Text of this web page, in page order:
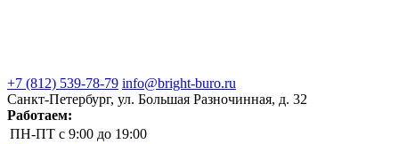
+7 (812) 539-78-79 info@bright-buro.ru
Санкт-Петербург, ул. Большая Разночинная, д. 32
Работаем:
ПН-ПТ с 9:00 до 19:00